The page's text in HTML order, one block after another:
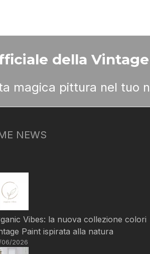
della
magica pittura nel tuo
NEWS
Vibes: la nuova collezione colori
Paint ispirata alla natura
06/2026